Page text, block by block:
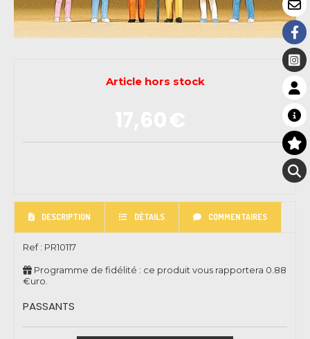
Article hors stock
DESCRIPTION DÉTAILS COMMENTAIRES
Ref : PR10117
Programme de fidélité : ce produit vous rapportera 0.88
€uro.
PASSANTS